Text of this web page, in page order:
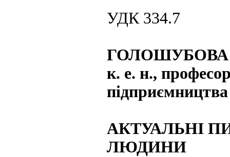
УДК 334.7
ГОЛОШУБОВА
к. е. н.,
АКТУАЛЬНІ
ЛЮДИНИ